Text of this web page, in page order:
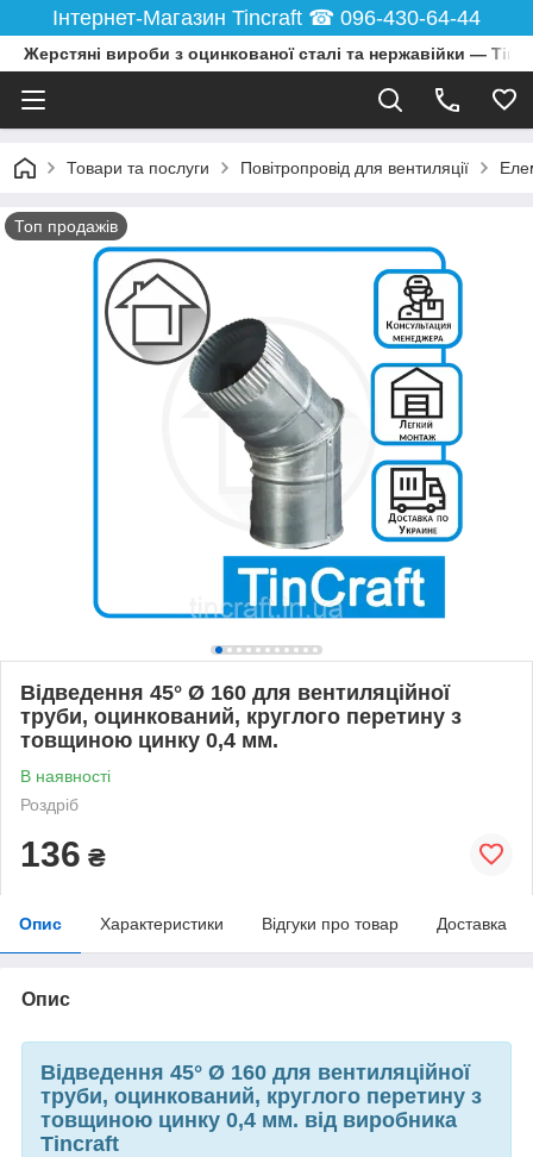
Інтернет-Магазин Tincraft ☎︎ 096-430-64-44
Жерстяні вироби з оцинкованої сталі та нержавійки —
Товари та послуги Повітропровід для вентиляції
Топ продажів
Відведення 45° Ø 160 для вентиляційної
труби, оцинкований, круглого перетину з
товщиною цинку 0,4 мм.
В наявності
Роздріб
136 ₴
Опис Характеристики Відгуки про товар Доставка
Опис
Відведення 45° Ø 160 для вентиляційної
труби, оцинкований, круглого перетину з
товщиною цинку 0,4 мм. від виробника
Tincraft